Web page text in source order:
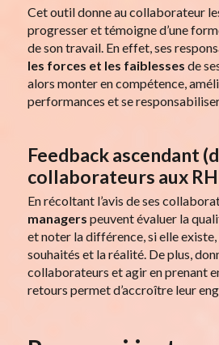
Cet outil donne au collaborateur
progresser et témoigne d’une
de son travail. En effet, ses
les forces et les faiblesses de
alors monter en compétence,
performances et se responsabiliser
Feedback ascendant
collaborateurs aux
En récoltant l’avis de ses
managers peuvent évaluer la
et noter la différence, si elle
souhaités et la réalité. De plus,
collaborateurs et agir en prenant
retours permet d’accroître leur